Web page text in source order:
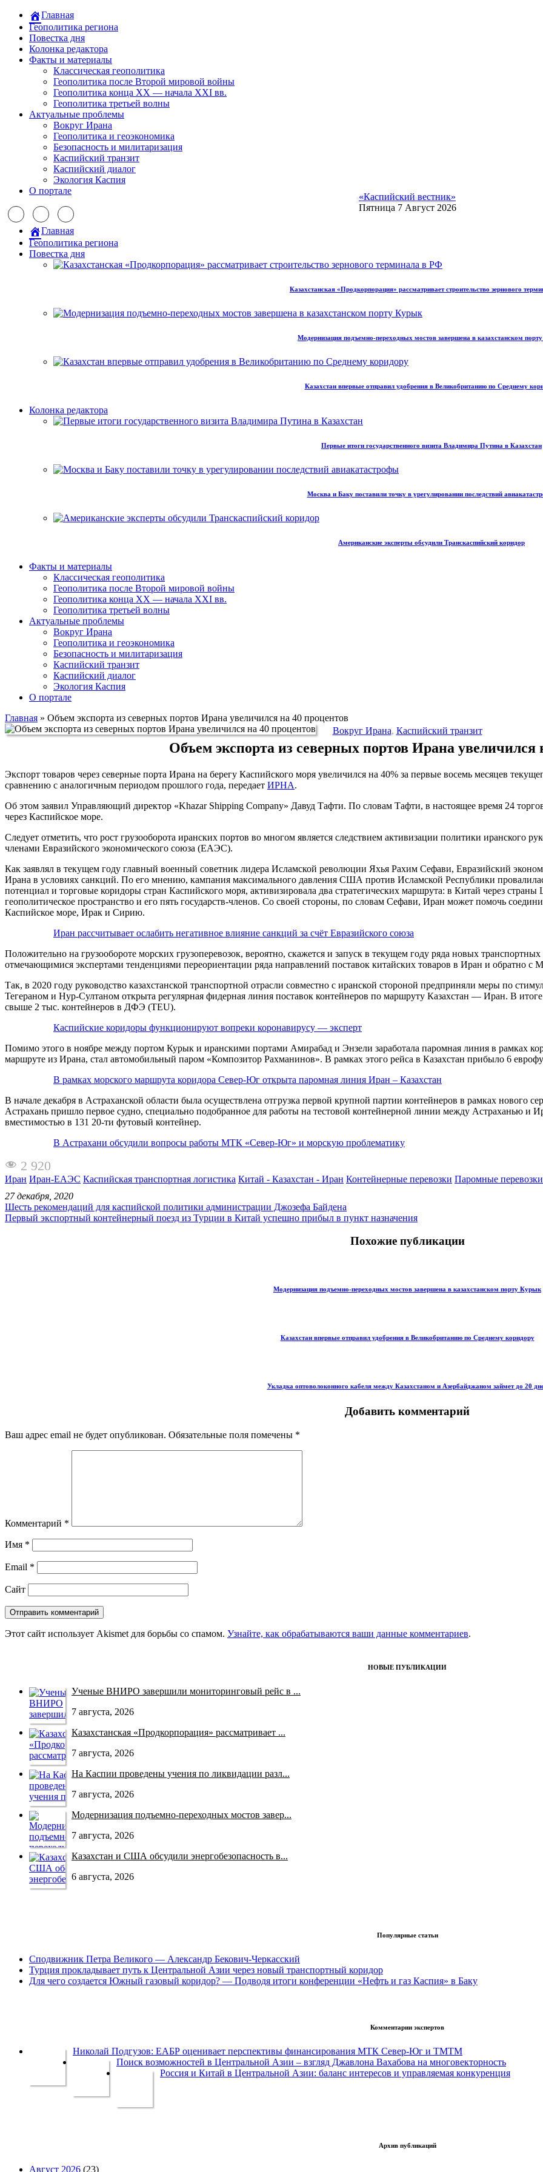
Главная
Геополитика региона
Повестка дня
Колонка редактора
Факты и материалы
Классическая геополитика
Геополитика после Второй мировой войны
Геополитика конца XX — начала XXI вв.
Геополитика третьей волны
Актуальные проблемы
Вокруг Ирана
Геополитика и геоэкономика
Безопасность и милитаризация
Каспийский транзит
Каспийский диалог
Экология Каспия
О портале
«Каспийский вестник»
Пятница 7 Август 2026
Главная
Геополитика региона
Повестка дня
Казахстанская «Продкорпорация» рассматривает строительство зернового
Модернизация подъемно-переходных мостов завершена в казахстанском
Казахстан впервые отправил удобрения в Великобританию по Среднему
Колонка редактора
Первые итоги государственного визита Владимира Путина в Казахстан
Москва и Баку поставили точку в урегулировании последствий
Американские эксперты обсудили Транскаспийский коридор
Факты и материалы
Классическая геополитика
Геополитика после Второй мировой войны
Геополитика конца XX — начала XXI вв.
Геополитика третьей волны
Актуальные проблемы
Вокруг Ирана
Геополитика и геоэкономика
Безопасность и милитаризация
Каспийский транзит
Каспийский диалог
Экология Каспия
О портале
Главная » Объем экспорта из северных портов Ирана увеличился на 40 процентов
Вокруг Ирана, Каспийский транзит
Объем экспорта из северных портов Ирана увеличился
Экспорт товаров через северные порта Ирана на берегу Каспийского моря увеличился на 40% за первые восемь месяцев
сравнению с аналогичным периодом прошлого года, передает ИРНА.
Об этом заявил Управляющий директор «Khazar Shipping Company» Давуд Тафти. По словам Тафти, в настоящее время 24
через Каспийское море.
Следует отметить, что рост грузооборота иранских портов во многом является следствием активизации политики иранского
членами Евразийского экономического союза (ЕАЭС).
Как заявлял в текущем году главный военный советник лидера Исламской революции Яхья Рахим Сефави, Евразийский
Ирана в условиях санкций. По его мнению, кампания максимального давления США против Исламской Республики
потенциал и торговые коридоры стран Каспийского моря, активизировала два стратегических маршрута: в Китай через
геополитическое пространство и его пять государств-членов. Со своей стороны, по словам Сефави, Иран может помочь
Каспийское море, Ирак и Сирию.
Иран рассчитывает ослабить негативное влияние санкций за счёт Евразийского союза
Положительно на грузообороте морских грузоперевозок, вероятно, скажется и запуск в текущем году ряда новых
отмечающимися экспертами тенденциями переориентации ряда направлений поставок китайских товаров в Иран и обратно с
Так, в 2020 году руководство казахстанской транспортной отрасли совместно с иранской стороной предприняли меры по
Тегераном и Нур-Султаном открыта регулярная фидерная линия поставок контейнеров по маршруту Казахстан — Иран. В итоге
свыше 2 тыс. контейнеров в ДФЭ (TEU).
Каспийские коридоры функционируют вопреки коронавирусу — эксперт
Помимо этого в ноябре между портом Курык и иранскими портами Амирабад и Энзели заработала паромная линия в рамках
маршруте из Ирана, стал автомобильный паром «Композитор Рахманинов». В рамках этого рейса в Казахстан прибыло 6
В рамках морского маршрута коридора Север-Юг открыта паромная линия Иран – Казахстан
В начале декабря в Астраханской области была осуществлена отгрузка первой крупной партии контейнеров в рамках
Астрахань пришло первое судно, специально подобранное для работы на тестовой контейнерной линии между Астраханью и
вместимостью в 131 20-ти футовый контейнер.
В Астрахани обсудили вопросы работы МТК «Север-Юг» и морскую проблематику
2 920
Иран Иран-ЕАЭС Каспийская транспортная логистика Китай - Казахстан - Иран Контейнерные перевозки Паромные перевозки
27 декабря, 2020
Шесть рекомендаций для каспийской политики администрации Джозефа Байдена
Первый экспортный контейнерный поезд из Турции в Китай успешно прибыл в пункт назначения
Похожие публикации
Модернизация подъемно-переходных мостов завершена в казахстанском порту Курык
Казахстан впервые отправил удобрения в Великобританию по Среднему коридору
Укладка оптоволоконного кабеля между Казахстаном и Азербайджаном займет до 20
Добавить комментарий
Ваш адрес email не будет опубликован. Обязательные поля помечены *
Комментарий *
Имя *
Email *
Сайт
Этот сайт использует Akismet для борьбы со спамом. Узнайте, как обрабатываются ваши данные комментариев.
НОВЫЕ ПУБЛИКАЦИИ
Ученые ВНИРО завершили мониторинговый рейс в ...
7 августа, 2026
Казахстанская «Продкорпорация» рассматривает ...
7 августа, 2026
На Каспии проведены учения по ликвидации разл...
7 августа, 2026
Модернизация подъемно-переходных мостов завер...
7 августа, 2026
Казахстан и США обсудили энергобезопасность в...
6 августа, 2026
Популярные статьи
Сподвижник Петра Великого — Александр Бекович-Черкасский
Турция прокладывает путь к Центральной Азии через новый транспортный коридор
Для чего создается Южный газовый коридор? — Подводя итоги конференции «Нефть и газ Каспия» в Баку
Комментарии экспертов
Николай Подгузов: ЕАБР оценивает перспективы финансирования МТК Север-Юг и ТМТМ
Поиск возможностей в Центральной Азии – взгляд Джавлона Вахабова на многовекторность
Россия и Китай в Центральной Азии: баланс интересов и управляемая конкуренция
Архив публикаций
Август 2026 (23)